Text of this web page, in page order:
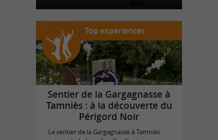
Top expériences
Sentier de la Gargagnasse à
Tamniès : à la découverte du
Périgord Noir
Le sentier de la Gargagnasse à Tamniès